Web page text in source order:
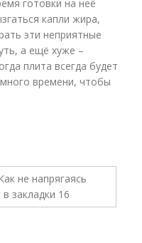
готовки на неё
капли жира,
эти неприятные
а ещё хуже –
плита всегда будет
времени, чтобы